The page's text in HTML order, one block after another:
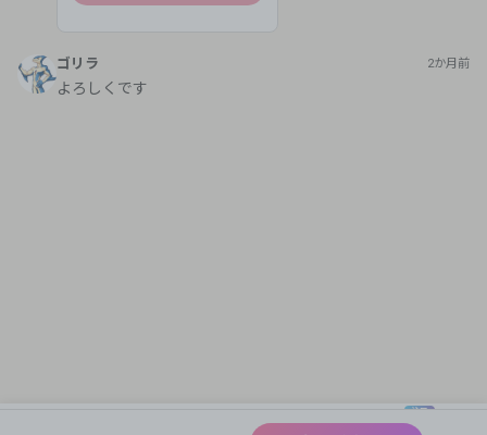
注目
ゴリラ 2か月前
よろしくです